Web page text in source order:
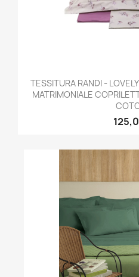
TESSITURA RANDI -
MATRIMONIALE